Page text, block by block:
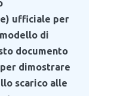
ufficiale per
di
documento
dimostrare
scarico alle